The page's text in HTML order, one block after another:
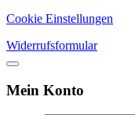
Cookie Einstellungen
Widerrufsformular
Mein Konto